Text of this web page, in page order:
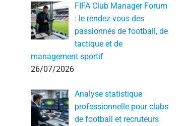
FIFA Club Manager Forum
: le rendez-vous des
passionnés de football, de
tactique et de
management sportif
26/07/2026
Analyse statistique
professionnelle pour clubs
de football et recruteurs